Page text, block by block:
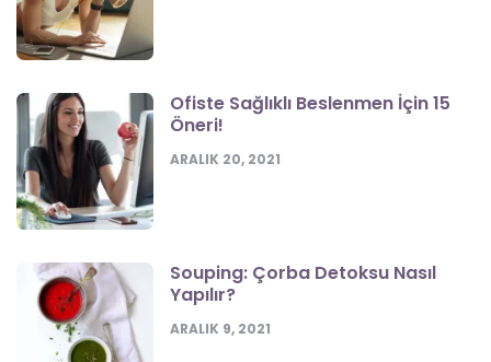
Ofiste Sağlıklı Beslenmen İçin 15
Öneri!
ARALIK 20, 2021
Souping: Çorba Detoksu Nasıl
Yapılır?
ARALIK 9, 2021